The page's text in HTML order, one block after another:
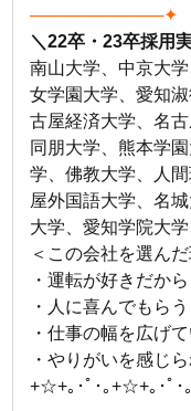
───────────✦
＼22卒・23卒採用
南山大学、中京大
女学園大学、愛知
古屋経済大学、名
同朋大学、熊本学
学、佛教大学、人
屋外国語大学、名
大学、愛知学院大
＜この会社を選んだ
・運転が好きだから
・人に喜んでもら
・仕事の幅を広げ
・やりがいを感じ
+☆+｡･ﾟ･｡+☆+｡･ﾟ